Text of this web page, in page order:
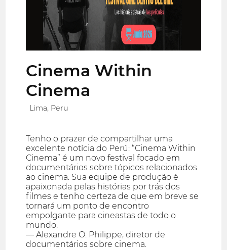
Cinema Within
Cinema
Lima, Peru
Tenho o prazer de compartilhar uma
excelente notícia do Perú: “Cinema Within
Cinema” é um novo festival focado em
documentários sobre tópicos relacionados
ao cinema. Sua equipe de produção é
apaixonada pelas histórias por trás dos
filmes e tenho certeza de que em breve se
tornará um ponto de encontro
empolgante para cineastas de todo o
mundo.
— Alexandre O. Philippe, diretor de
documentários sobre cinema.